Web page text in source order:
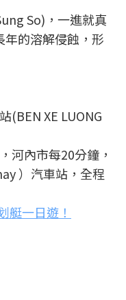
So)，一進就真
的溶解侵蝕，形
(BEN XE LUONG
河內市每20分鐘，
）汽車站，全程
艇一日遊！